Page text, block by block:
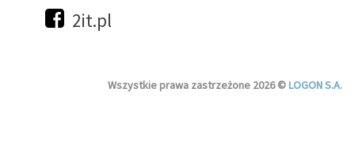
2it.pl
Wszystkie prawa zastrzeżone 2026 ©LOGON S.A.